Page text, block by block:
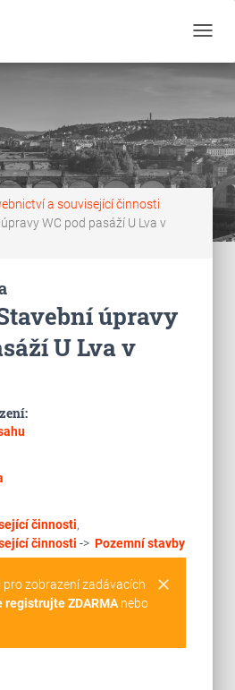
a související činnosti
WC pod pasáží U Lva v
úpravy
U Lva v
činnosti,
činnosti -> Pozemní stavby
clear
pro zobrazení zadávacích
registrujte ZDARMAnebo